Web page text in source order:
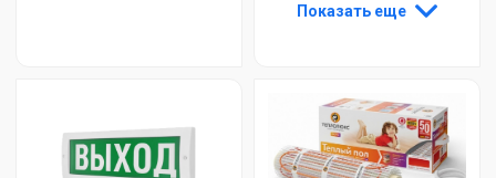
Показать еще